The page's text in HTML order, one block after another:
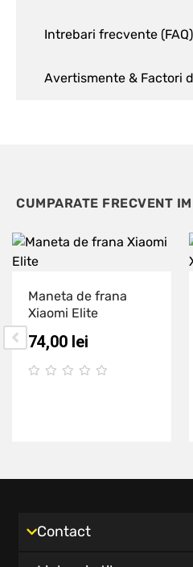
Intrebari frecvente (FAQ)
Avertismente & Factori
CUMPARATE FRECVENT
Maneta de frana
Xiaomi Elite
74,00 lei
Contact